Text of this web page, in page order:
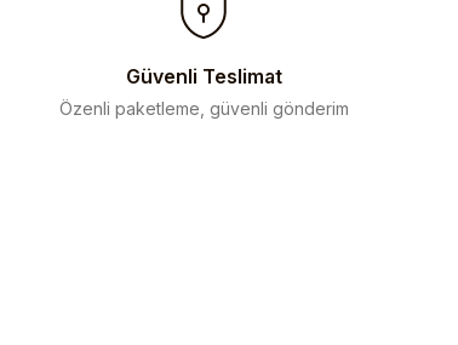
Güvenli Teslimat
Özenli paketleme, güvenli gönderim